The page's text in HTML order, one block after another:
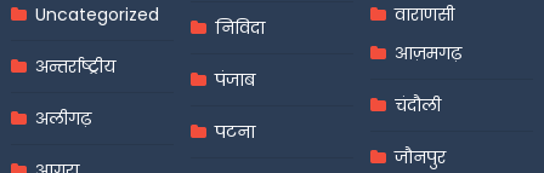
Uncategorized
अन्तर्राष्ट्रीय
अलीगढ़
निविदा
पंजाब
पटना
वाराणसी
आज़मगढ़
चंदौली
जौनपुर